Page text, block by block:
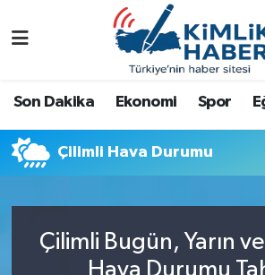
Son Dakika Ekonomi Spor
Çilimli Hava Durumu
Çilimli Bugün, Yarın
Hava Durumu
Antalya
Dünya
Eğitim
Nöbetçi Eczaneler
Namaz Vakitleri
Trafik Durumu
Süper Lig Puan Durumu ve